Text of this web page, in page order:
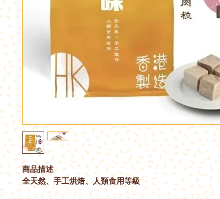
商品描述
全天然、手工烘焙、人類食用等級